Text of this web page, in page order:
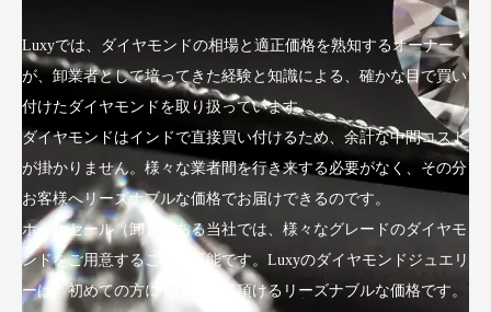
Luxyでは、ダイヤモンドの相場と適正価格を熟知するオーナー
が、卸業者として培ってきた経験と知識による、確かな目で買い
付けたダイヤモンドを取り扱っています。
ダイヤモンドはインドで直接買い付けるため、余計な中間コスト
が掛かりません。様々な業者間を行き来する必要がなく、その分
お客様へリーズナブルな価格でお届けできるのです。
ホールセール（卸）である当社では、様々なグレードのダイヤモ
ンドをご用意することが可能です。Luxyのダイヤモンドジュエリ
ーは、初めての方にも手にして頂けるリーズナブルな価格です。